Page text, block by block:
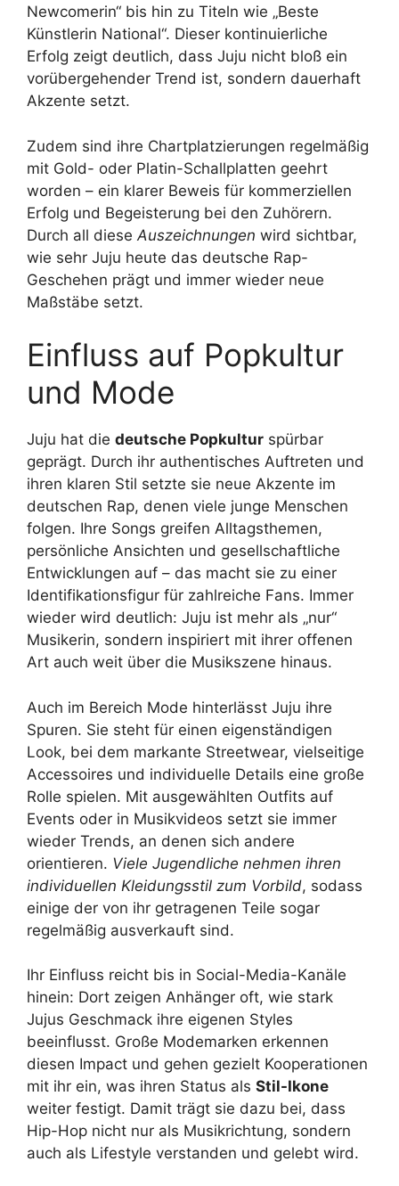
Newcomerin“ bis hin zu Titeln wie „Beste
Künstlerin National“. Dieser kontinuierliche
Erfolg zeigt deutlich, dass Juju nicht bloß ein
vorübergehender Trend ist, sondern dauerhaft
Akzente setzt.
Zudem sind ihre Chartplatzierungen regelmäßig
mit Gold- oder Platin-Schallplatten geehrt
worden – ein klarer Beweis für kommerziellen
Erfolg und Begeisterung bei den Zuhörern.
Durch all diese Auszeichnungen wird sichtbar,
wie sehr Juju heute das deutsche Rap-
Geschehen prägt und immer wieder neue
Maßstäbe setzt.
Einfluss auf Popkultur
und Mode
Juju hat die deutsche Popkultur spürbar
geprägt. Durch ihr authentisches Auftreten und
ihren klaren Stil setzte sie neue Akzente im
deutschen Rap, denen viele junge Menschen
folgen. Ihre Songs greifen Alltagsthemen,
persönliche Ansichten und gesellschaftliche
Entwicklungen auf – das macht sie zu einer
Identifikationsfigur für zahlreiche Fans. Immer
wieder wird deutlich: Juju ist mehr als „nur“
Musikerin, sondern inspiriert mit ihrer offenen
Art auch weit über die Musikszene hinaus.
Auch im Bereich Mode hinterlässt Juju ihre
Spuren. Sie steht für einen eigenständigen
Look, bei dem markante Streetwear, vielseitige
Accessoires und individuelle Details eine große
Rolle spielen. Mit ausgewählten Outfits auf
Events oder in Musikvideos setzt sie immer
wieder Trends, an denen sich andere
orientieren. Viele Jugendliche nehmen ihren
individuellen Kleidungsstil zum Vorbild, sodass
einige der von ihr getragenen Teile sogar
regelmäßig ausverkauft sind.
Ihr Einfluss reicht bis in Social-Media-Kanäle
hinein: Dort zeigen Anhänger oft, wie stark
Jujus Geschmack ihre eigenen Styles
beeinflusst. Große Modemarken erkennen
diesen Impact und gehen gezielt Kooperationen
mit ihr ein, was ihren Status als Stil-Ikone
weiter festigt. Damit trägt sie dazu bei, dass
Hip-Hop nicht nur als Musikrichtung, sondern
auch als Lifestyle verstanden und gelebt wird.